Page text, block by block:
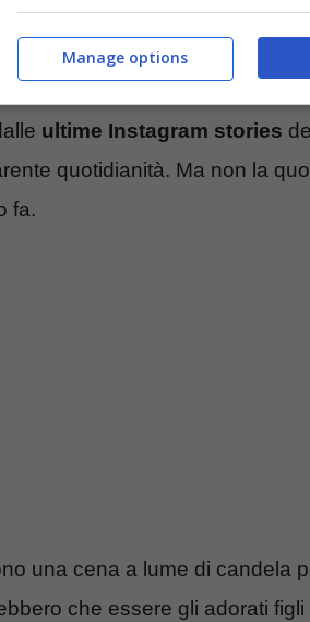
ritraeva accanto al marito e la
sembrerebbe essere
ultime Instagram stories
quotidianità. Ma non la
fa.
una cena a lume di candela
che essere gli adorati
Manage options